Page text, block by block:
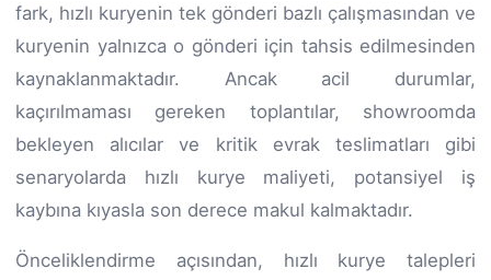
fark, hızlı kuryenin tek gönderi bazlı çalışmasından ve
kuryenin yalnızca o gönderi için tahsis edilmesinden
kaynaklanmaktadır. Ancak acil durumlar,
kaçırılmaması gereken toplantılar, showroomda
bekleyen alıcılar ve kritik evrak teslimatları gibi
senaryolarda hızlı kurye maliyeti, potansiyel iş
kaybına kıyasla son derece makul kalmaktadır.
Önceliklendirme açısından, hızlı kurye talepleri